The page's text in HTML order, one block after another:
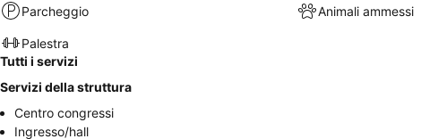
Parcheggio Animali ammessi
Palestra
Tutti i servizi
Servizi della struttura
Centro congressi
Ingresso/hall